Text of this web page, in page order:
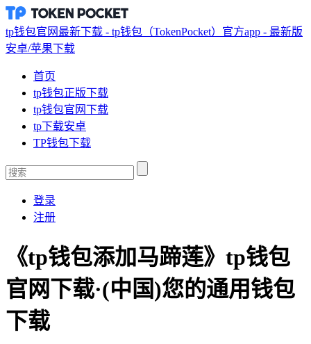
tp钱包官网最新下载 - tp钱包（TokenPocket）官方app - 最新版
安卓/苹果下载
首页
tp钱包正版下载
tp钱包官网下载
tp下载安卓
TP钱包下载
登录
注册
《tp钱包添加马蹄莲》tp钱包
官网下载·(中国)您的通用钱包
下载